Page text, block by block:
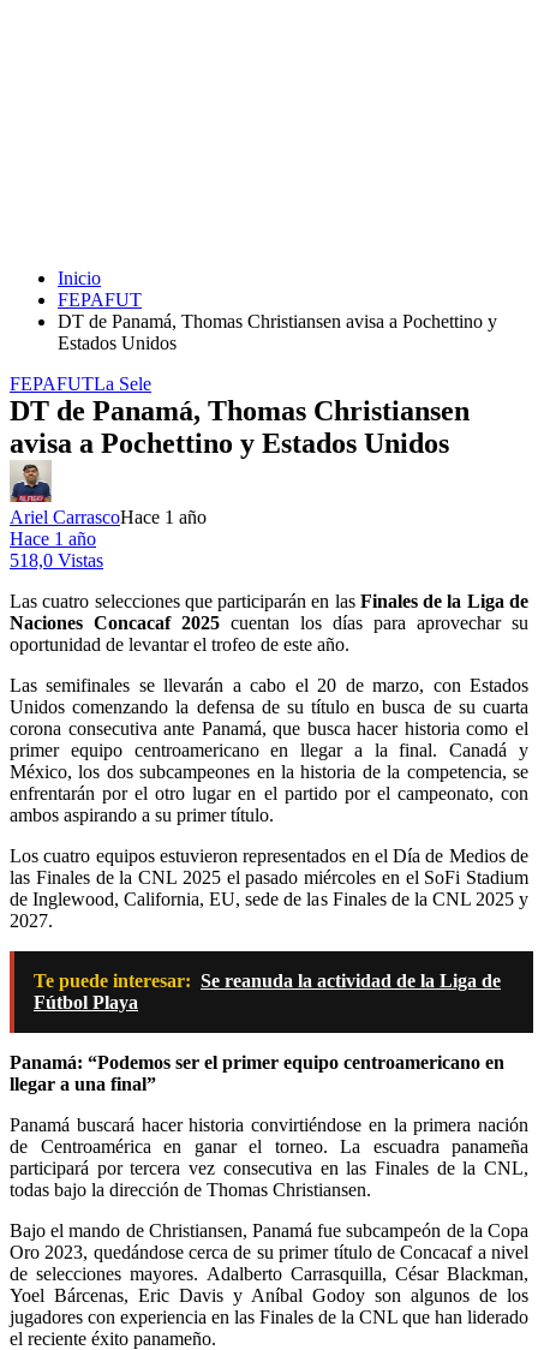
Inicio
FEPAFUT
DT de Panamá, Thomas Christiansen avisa a Pochettino y
Estados Unidos
FEPAFUTLa Sele
DT de Panamá, Thomas Christiansen
avisa a Pochettino y Estados Unidos
Ariel CarrascoHace 1 año
Hace 1 año
518,0 Vistas
Las cuatro selecciones que participarán en las Finales de la Liga de
Naciones Concacaf 2025 cuentan los días para aprovechar su
oportunidad de levantar el trofeo de este año.
Las semifinales se llevarán a cabo el 20 de marzo, con Estados
Unidos comenzando la defensa de su título en busca de su cuarta
corona consecutiva ante Panamá, que busca hacer historia como el
primer equipo centroamericano en llegar a la final. Canadá y
México, los dos subcampeones en la historia de la competencia, se
enfrentarán por el otro lugar en el partido por el campeonato, con
ambos aspirando a su primer título.
Los cuatro equipos estuvieron representados en el Día de Medios de
las Finales de la CNL 2025 el pasado miércoles en el SoFi Stadium
de Inglewood, California, EU, sede de las Finales de la CNL 2025 y
2027.
Te puede interesar: Se reanuda la actividad de la Liga de
Fútbol Playa
Panamá: “Podemos ser el primer equipo centroamericano en
llegar a una final”
Panamá buscará hacer historia convirtiéndose en la primera nación
de Centroamérica en ganar el torneo. La escuadra panameña
participará por tercera vez consecutiva en las Finales de la CNL,
todas bajo la dirección de Thomas Christiansen.
Bajo el mando de Christiansen, Panamá fue subcampeón de la Copa
Oro 2023, quedándose cerca de su primer título de Concacaf a nivel
de selecciones mayores. Adalberto Carrasquilla, César Blackman,
Yoel Bárcenas, Eric Davis y Aníbal Godoy son algunos de los
jugadores con experiencia en las Finales de la CNL que han liderado
el reciente éxito panameño.